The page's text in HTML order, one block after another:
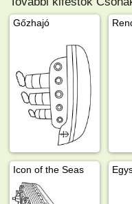
Gőzhajó
Icon of the Seas